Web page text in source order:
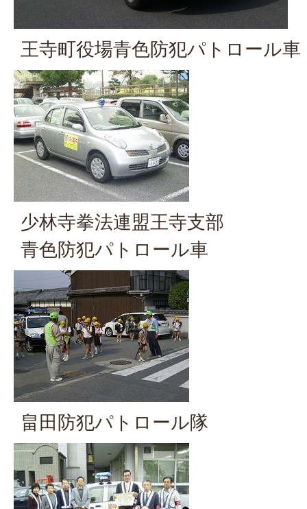
王寺町役場青色防犯パトロール車
少林寺拳法連盟王寺支部
青色防犯パトロール車
畠田防犯パトロール隊